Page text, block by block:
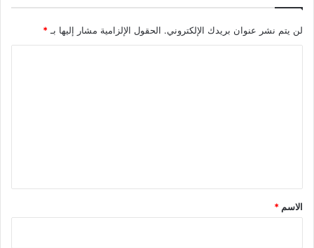
لن يتم نشر عنوان بريدك الإلكتروني. الحقول الإلزامية مشار إليها بـ *
*
الاسم *